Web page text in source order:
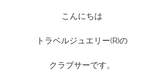
こんにちは
トラベルジュエリー(R)の
クラブサーです。